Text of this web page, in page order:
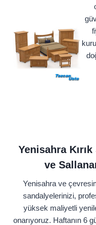
Yenisahra
ve
Yenisahra ve
sandalyelerinizi,
yüksek maliyetli
onarıyoruz. Haftanın 6